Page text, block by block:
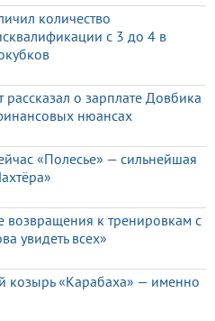
количество
с 3 до 4 в
рассказал о зарплате Довбика
нюансах
«Полесье» — сильнейшая
к тренировкам с
увидеть всех»
козырь «Карабаха» — именно